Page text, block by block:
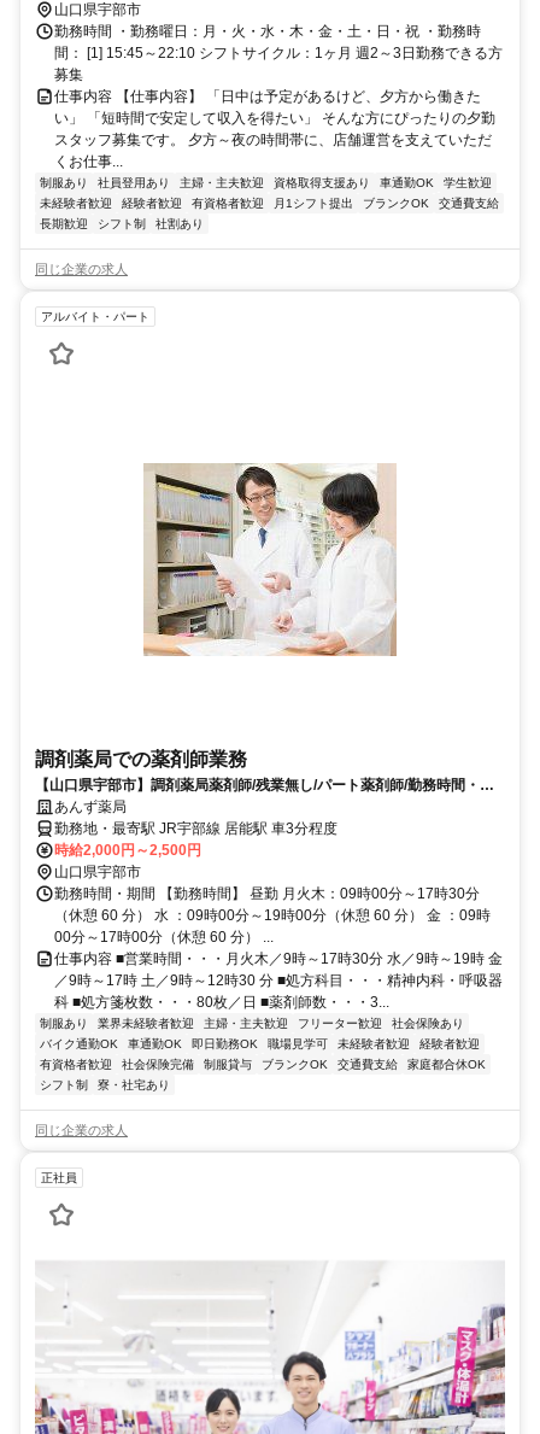
山口県宇部市
勤務時間 ・勤務曜日：月・火・水・木・金・土・日・祝 ・勤務時
間： [1] 15:45～22:10 シフトサイクル：1ヶ月 週2～3日勤務できる方
募集
仕事内容 【仕事内容】 「日中は予定があるけど、夕方から働きた
い」 「短時間で安定して収入を得たい」 そんな方にぴったりの夕勤
スタッフ募集です。 夕方～夜の時間帯に、店舗運営を支えていただ
くお仕事...
制服あり 社員登用あり 主婦・主夫歓迎 資格取得支援あり 車通勤OK
学生歓迎
未経験者歓迎
経験者歓迎 有資格者歓迎 月1シフト提出 ブランクOK
交通費支給
長期歓迎
シフト制 社割あり
同じ企業の求人
アルバイト・パート
調剤薬局での薬剤師業務
【山口県宇部市】調剤薬局薬剤師/残業無し/パート薬剤師/勤務時間・日
数ご相談下さい
あんず薬局
勤務地・最寄駅 JR宇部線 居能駅 車3分程度
時給2,000円～2,500円
山口県宇部市
勤務時間・期間 【勤務時間】 昼勤 月火木：09時00分～17時30分
（休憩 60 分） 水 ：09時00分～19時00分（休憩 60 分） 金 ：09時
00分～17時00分（休憩 60 分） ...
仕事内容 ■営業時間・・・月火木／9時～17時30分 水／9時～19時 金
／9時～17時 土／9時～12時30 分 ■処方科目・・・精神内科・呼吸器
科 ■処方箋枚数・・・80枚／日 ■薬剤師数・・・3...
制服あり 業界未経験者歓迎 主婦・主夫歓迎 フリーター歓迎
社会保険あり
バイク通勤OK
車通勤OK 即日勤務OK 職場見学可 未経験者歓迎
経験者歓迎
有資格者歓迎
社会保険完備 制服貸与 ブランクOK 交通費支給
家庭都合休OK
シフト制
寮・社宅あり
同じ企業の求人
正社員